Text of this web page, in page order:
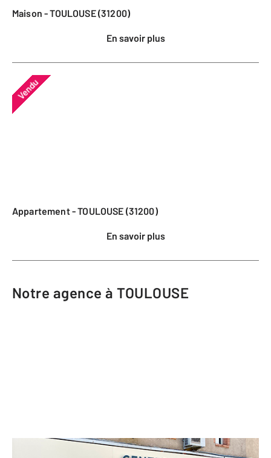
Maison - TOULOUSE (31200)
En savoir plus
Vendu
Appartement - TOULOUSE (31200)
En savoir plus
Notre agence à TOULOUSE